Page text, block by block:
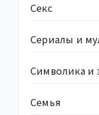
Секс
Сериалы и
Символика и
Семья